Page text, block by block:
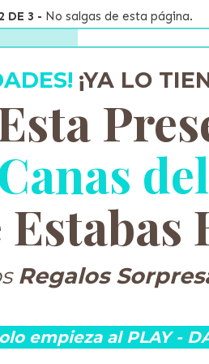
DE 3 - No salgas de esta página.
¡YA LO
Regalos
empieza alPLAY -